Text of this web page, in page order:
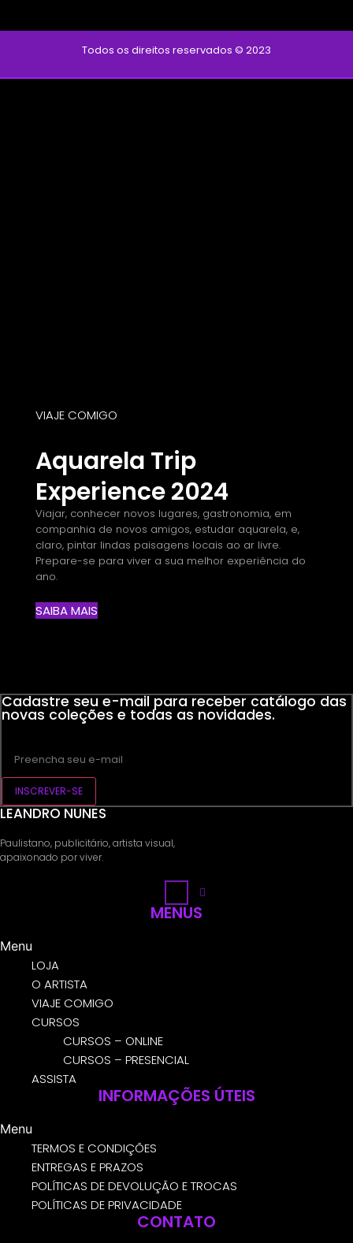
Todos os direitos reservados © 2023
VIAJE COMIGO
Aquarela Trip
Experience 2024
Viajar, conhecer novos lugares, gastronomia, em
companhia de novos amigos, estudar aquarela, e,
claro, pintar lindas paisagens locais ao ar livre.
Prepare-se para viver a sua melhor experiência do
ano.
SAIBA MAIS
Cadastre seu e-mail para receber catálogo das
novas coleções e todas as novidades.
INSCREVER-SE
LEANDRO NUNES
Paulistano, publicitário, artista visual,
apaixonado por viver.
MENUS
Menu
LOJA
O ARTISTA
VIAJE COMIGO
CURSOS
CURSOS – ONLINE
CURSOS – PRESENCIAL
ASSISTA
INFORMAÇÕES ÚTEIS
Menu
TERMOS E CONDIÇÕES
ENTREGAS E PRAZOS
POLÍTICAS DE DEVOLUÇÃO E TROCAS
POLÍTICAS DE PRIVACIDADE
CONTATO